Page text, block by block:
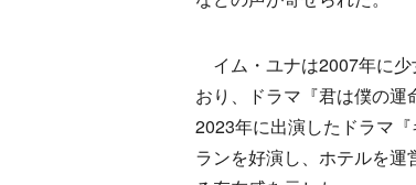
イム・ユナは2007年に少
おり、ドラマ『君は僕の運
2023年に出演したドラマ
ランを好演し、ホテルを